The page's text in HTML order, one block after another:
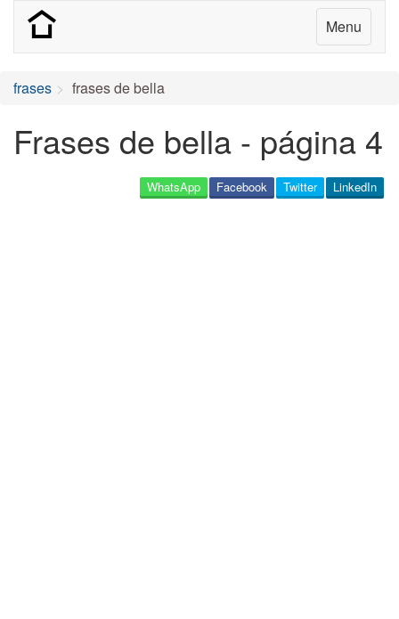
Menu
frases frases de bella
Frases de bella - página 4
LinkedIn
Twitter
Facebook
WhatsApp